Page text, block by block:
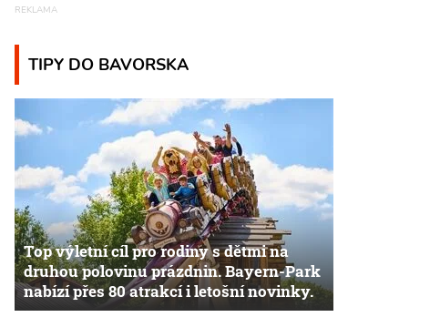
TIPY DO BAVORSKA
Top výletní cíl pro rodiny s dětmi na
druhou polovinu prázdnin. Bayern-Park
nabízí přes 80 atrakcí i letošní novinky.